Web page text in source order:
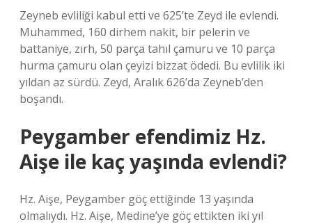
Zeyneb evliliği kabul etti ve 625’te Zeyd ile evlendi.
Muhammed, 160 dirhem nakit, bir pelerin ve
battaniye, zırh, 50 parça tahıl çamuru ve 10 parça
hurma çamuru olan çeyizi bizzat ödedi. Bu evlilik iki
yıldan az sürdü. Zeyd, Aralık 626’da Zeyneb’den
boşandı.
Peygamber efendimiz Hz.
Aişe ile kaç yaşında evlendi?
Hz. Aişe, Peygamber göç ettiğinde 13 yaşında
olmalıydı. Hz. Aişe, Medine’ye göç ettikten iki yıl